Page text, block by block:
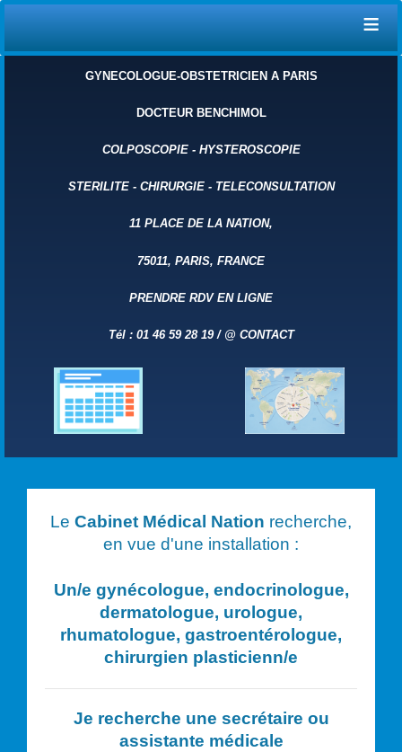
≡
GYNECOLOGUE-OBSTETRICIEN A PARIS
DOCTEUR BENCHIMOL
COLPOSCOPIE- HYSTEROSCOPIE
STERILITE- CHIRURGIE- TELECONSULTATION
11 PLACE DE LA NATION,
75011, PARIS, FRANCE
PRENDRE RDV EN LIGNE
Tél : 01 46 59 28 19 / @ CONTACT
Le Cabinet Médical Nation recherche,
en vue d'une installation :
Un/e gynécologue, endocrinologue,
dermatologue, urologue,
rhumatologue, gastroentérologue,
chirurgien plasticienn/e
Je recherche une secrétaire ou
assistante médicale